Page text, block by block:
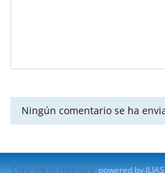
Ningún comentario se ha
Copy link to clipboard powered by